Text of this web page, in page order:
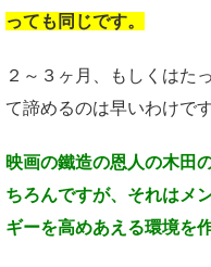
っても同じです。
２～３ヶ月、もしくはた
て諦めるのは早いわけです
映画の鐵造の恩人の木田
ちろんですが、 それはメ
ギーを高めあえる環境を